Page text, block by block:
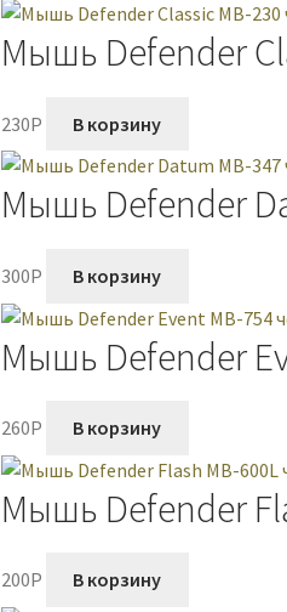
Мышь Defender
230P В корзину
Мышь Defender
300P В корзину
Мышь Defender
260P В корзину
Мышь Defender
200P В корзину